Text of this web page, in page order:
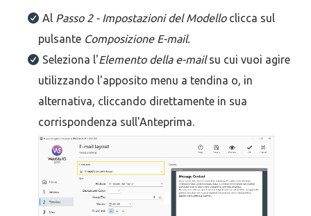
Al Passo 2 - Impostazioni del Modelloclicca sul
pulsante Composizione E-mail.
Seleziona l'Elemento della e-mailsu cui vuoi agire
utilizzando l'apposito menu a tendina o, in
alternativa, cliccando direttamente in sua
corrispondenza sull'Anteprima.